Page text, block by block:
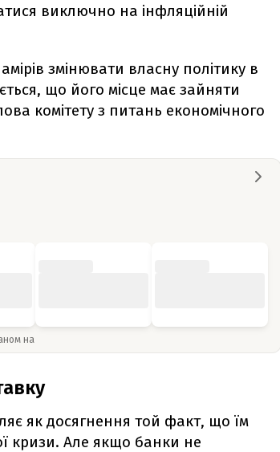
виключно на інфляційній
змінювати власну політику в
що його місце має зайняти
комітету з питань економічного
на
як досягнення той факт, що їм
кризи. Але якщо банки не